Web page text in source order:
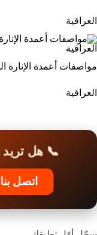
العراقية
مواصفات أعمدة الإنارة
العراقية
📞 هل تريد
اتصل بنا الآن: